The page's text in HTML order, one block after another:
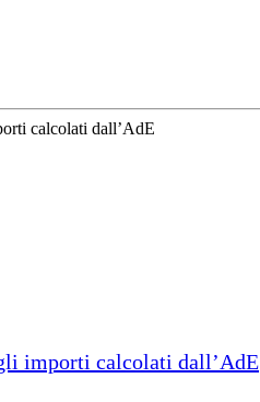
importi calcolati dall’AdE